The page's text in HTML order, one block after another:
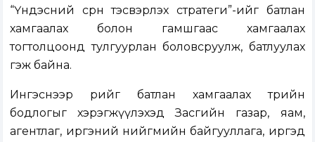
“Үндэсний сөрөн тэсвэрлэх стратеги”-ийг батлан
хамгаалах болон гамшгаас хамгаалах
тогтолцоонд тулгуурлан боловсруулж, батлуулах
гэж байна.
Ингэснээр өөрийгөө батлан хамгаалах төрийн
бодлогыг хэрэгжүүлэхэд Засгийн газар, яам,
агентлаг, иргэний нийгмийн байгууллага, иргэд